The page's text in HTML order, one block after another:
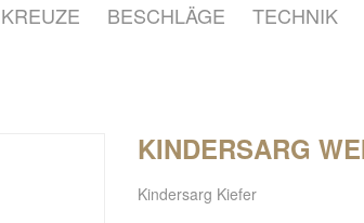
KREUZE BESCHLÄGE TECHNIK
KINDERSARG
Kindersarg Kiefer